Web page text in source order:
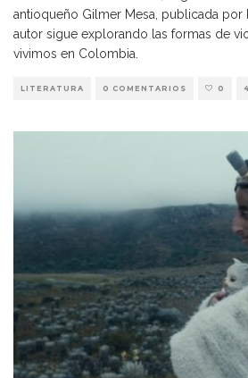
antioqueño Gilmer Mesa, publicada por
autor sigue explorando las formas de
vivimos en Colombia.
LITERATURA 0 COMENTARIOS 0